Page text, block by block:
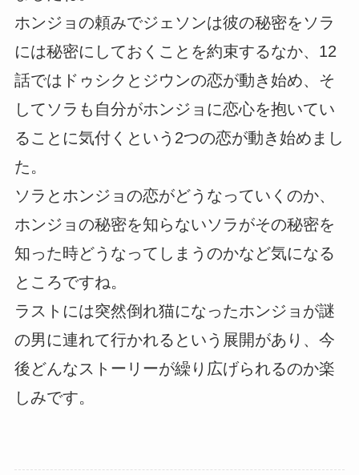
ホンジョの頼みでジェソンは彼の秘密をソラ
には秘密にしておくことを約束するなか、12
話ではドゥシクとジウンの恋が動き始め、そ
してソラも自分がホンジョに恋心を抱いてい
ることに気付くという2つの恋が動き始めまし
た。
ソラとホンジョの恋がどうなっていくのか、
ホンジョの秘密を知らないソラがその秘密を
知った時どうなってしまうのかなど気になる
ところですね。
ラストには突然倒れ猫になったホンジョが謎
の男に連れて行かれるという展開があり、今
後どんなストーリーが繰り広げられるのか楽
しみです。